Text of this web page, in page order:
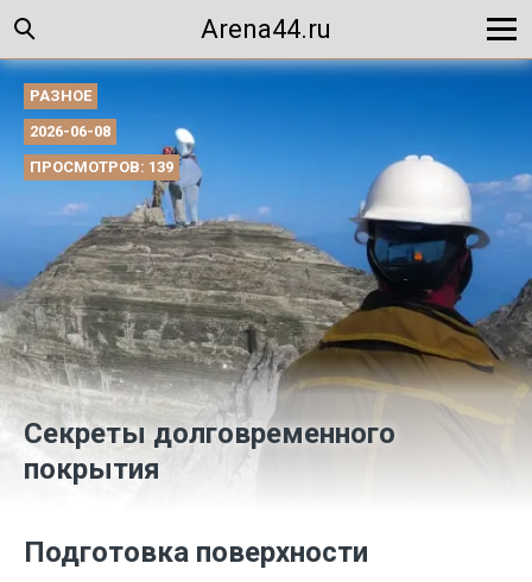
Arena44.ru
РАЗНОЕ
2026-06-08
ПРОСМОТРОВ: 139
Секреты долговременного
покрытия
Подготовка поверхности